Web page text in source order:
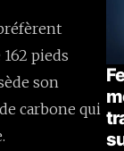
pieds
son
carbone qui